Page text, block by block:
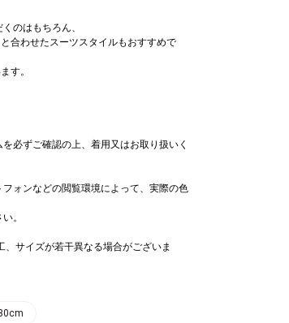
のはもちろん、
合わせたスーツスタイルもおすすめで
す。
必ずご確認の上、着用又はお取り扱いく
ォンなどの閲覧環境によって、実際の色
。
サイズが若干異なる場合がございま